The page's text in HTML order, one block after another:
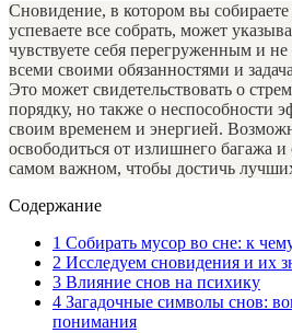
Сновидение, в котором вы
успеваете все собрать, может
чувствуете себя перегруженным и
всеми своими обязанностями и
Это может свидетельствовать о
порядку, но также о неспособности
своим временем и энергией.
освободиться от излишнего багажа и
самом важном, чтобы достичь лучших
Содержание
1 Собирать мусор во сне: к
2 Исследуем сновидения и их
3 Влияние снов на психику
4 Загадочные символы снов:
понимания